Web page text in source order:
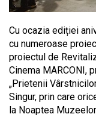
Cu ocazia ediției
cu numeroase
proiectul de
Cinema MARCONI,
„Prietenii
Singur, prin care
la Noaptea